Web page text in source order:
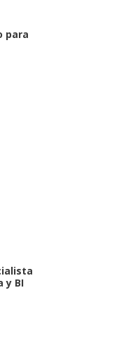
para
y BI